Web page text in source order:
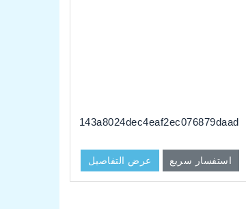
dg#060a143a8024dec4eaf2ec076879daad
استفسار سريع عرض التفاصيل